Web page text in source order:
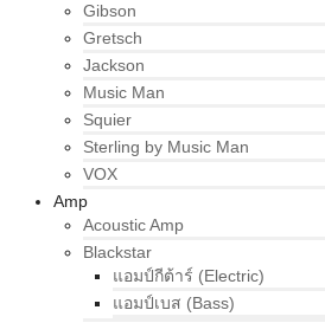
Gibson
Gretsch
Jackson
Music Man
Squier
Sterling by Music Man
VOX
Amp
Acoustic Amp
Blackstar
แอมป์กีต้าร์ (Electric)
แอมป์เบส (Bass)